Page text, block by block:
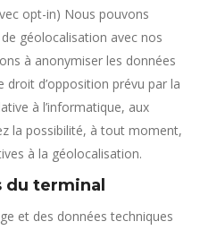
opt-in) Nous pouvons
géolocalisation avec nos
à anonymiser les données
d’opposition prévu par la
à l’informatique, aux
la possibilité, à tout moment,
à la géolocalisation.
du terminal
et des données techniques